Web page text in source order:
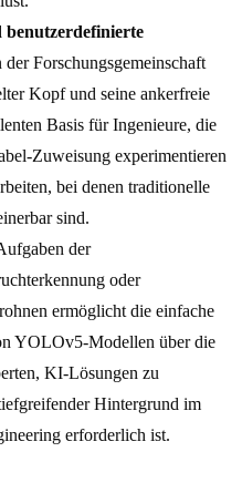
benutzerdefinierte
der Forschungsgemeinschaft
Kopf und seine ankerfreie
Basis für Ingenieure, die
Zuweisung experimentieren
bei denen traditionelle
sind.
der
oder
ermöglicht die einfache
YOLOv5-Modellen über die
KI-Lösungen zu
Hintergrund im
erforderlich ist.